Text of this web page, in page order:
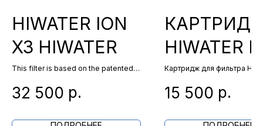
HIWATER ION
X3 HIWATER
This filter is based on the patented
spatial-globular structure "ARAGON".
This system performs 3 cleaning
coal.
32 500 р.
HIWATER
X 1
Картридж для фильтра
15 500 р.